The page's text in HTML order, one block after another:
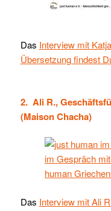
Das Interview mit
Übersetzung findest
2. Ali R.,
(Maison Chacha)
Das Interview mit Ali